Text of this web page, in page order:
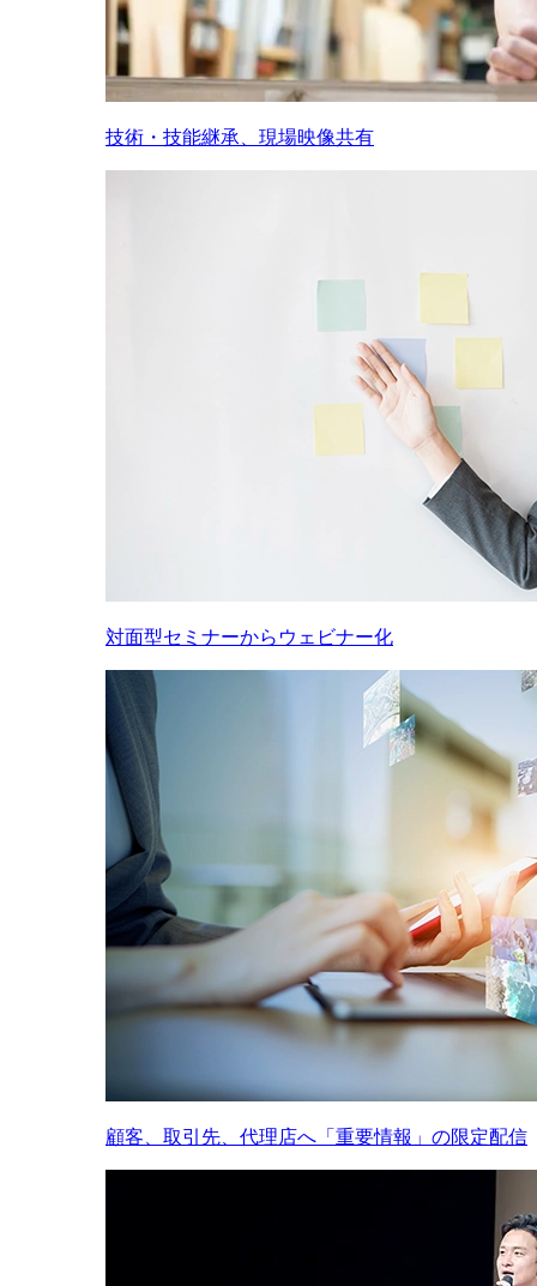
技術・技能継承、現場映像共有
対面型セミナーからウェビナー化
顧客、取引先、代理店へ「重要情報」の限定配信